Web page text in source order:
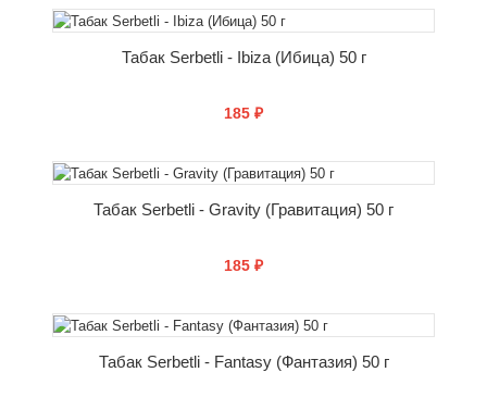
КУПИТЬ
Табак Serbetli - Ibiza (Ибица) 50 г
185 ₽
КУПИТЬ
Табак Serbetli - Gravity (Гравитация) 50 г
185 ₽
КУПИТЬ
Табак Serbetli - Fantasy (Фантазия) 50 г